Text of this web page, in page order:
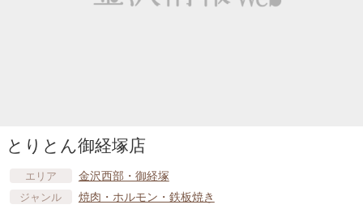
とりとん御経塚店
エリア 金沢西部・御経塚
ジャンル 焼肉・ホルモン・鉄板焼き